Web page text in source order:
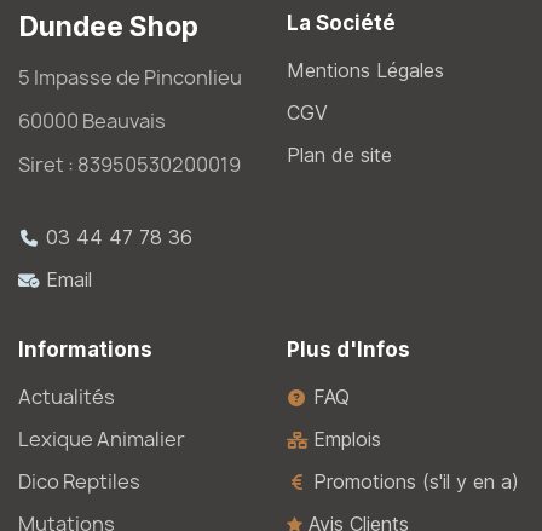
Dundee Shop
5 Impasse de Pinconlieu
60000 Beauvais
Siret : 83950530200019
03 44 47 78 36
Email
La Société
Mentions Légales
CGV
Plan de site
Informations
Actualités
Lexique Animalier
Dico Reptiles
Mutations
Plus d'Infos
FAQ
Emplois
Promotions (s'il y en a)
Avis Clients